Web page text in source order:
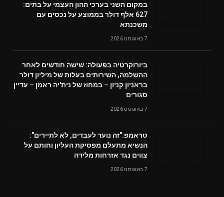
במקום השני בערכי ההון העצמי על בתים:
627 אלף דולר בממוצע על נכסים עם
משכנתא
7 באוגוסט 2026
ביורוקרטיה בפעולה: שישה חודשים לאחר
ההשלמה, השירותים בעלות של מיליון דולר
בראניון קניון – במחוז של נית'יה ראמן – עדיין
סגורים
7 באוגוסט 2026
טראמפ:"זה נועד לעבדים, לא לתיירים":
הנשיא מתעלם מפסיקת העליון וחותם על
צווים נגד אזרחות מלידה
7 באוגוסט 2026